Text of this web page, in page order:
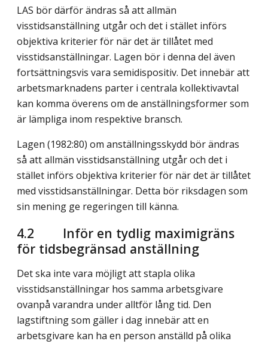
LAS bör därför ändras så att allmän
visstidsanställning utgår och det i stället införs
objektiva kriterier för när det är tillåtet med
visstidsanställningar. Lagen bör i denna del även
fortsättningsvis vara semidispositiv. Det innebär att
arbetsmarknadens parter i centrala kollektivavtal
kan komma överens om de anställningsformer som
är lämpliga inom respektive bransch.
Lagen (1982:80) om anställningsskydd bör ändras
så att allmän visstidsanställning utgår och det i
stället införs objektiva kriterier för när det är tillåtet
med visstidsanställningar. Detta bör riksdagen som
sin mening ge regeringen till känna.
4.2 Inför en tydlig maximigräns
för tidsbegränsad anställning
Det ska inte vara möjligt att stapla olika
visstidsanställningar hos samma arbetsgivare
ovanpå varandra under alltför lång tid. Den
lagstiftning som gäller i dag innebär att en
arbetsgivare kan ha en person anställd på olika